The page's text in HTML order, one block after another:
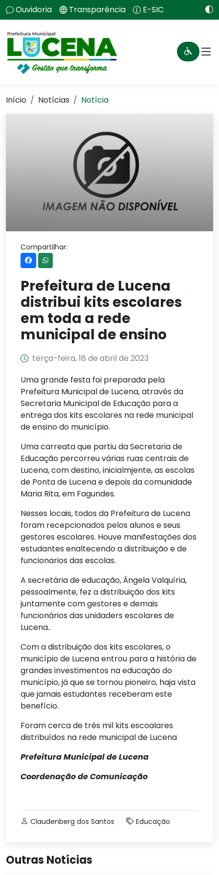
Ouvidoria Transparência E-SIC
Início Notícias Notícia
Compartilhar:
Prefeitura de Lucena
distribui kits escolares
em toda a rede
municipal de ensino
terça-feira, 18 de abril de 2023
Uma grande festa foi preparada pela
Prefeitura Municipal de Lucena, através da
Secretaria Municipal de Educação para a
entrega dos kits escolares na rede municipal
de ensino do município.
Uma carreata que partiu da Secretaria de
Educação percorreu várias ruas centrais de
Lucena, com destino, inicialmjente, as escolas
de Ponta de Lucena e depois da comunidade
Maria Rita, em Fagundes.
Nesses locais, todos da Prefeitura de Lucena
foram recepcionados pelos alunos e seus
gestores escolares. Houve manifestações dos
estudantes enaltecendo a distribuição e de
funcionarios das escolas.
A secretária de educação, Ângela Valquíria,
pessoalmente, fez a distribuição dos kits
juntamente com gestores e demais
funcionários das unidaders escolares de
Lucena..
Com a distribuição dos kits escolares, o
município de Lucena entrou para a história de
grandes investimentos na educação do
município, já que se tornou pioneiro, haja vista
que jamais estudantes receberam este
benefício.
Foram cerca de três mil kits escoalares
distribuídos na rede municipal de Lucena
Prefeitura Municipal de Lucena
Coordenação de Comunicação
Claudenberg dos Santos Educação
Outras Notícias